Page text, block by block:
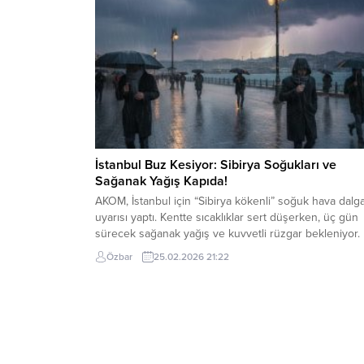
Osman Nuri Kabaktepe, Pendik AK PARTİ İlçe...
İstanbul Buz Kesiyor: Sibirya Soğukları ve
Sağanak Yağış Kapıda!
AKOM, İstanbul için “Sibirya kökenli” soğuk hava
uyarısı yaptı. Kentte sıcaklıklar sert düşerken, üç gün
sürecek sağanak yağış ve kuvvetli rüzgar bekleniyor.
İstanbul Büyükşehir Belediyesi Afet Koordinasyon
Merkezi (AKOM), megakenti etkisi altına alacak yeni
Özbar 25.02.2026 21:22